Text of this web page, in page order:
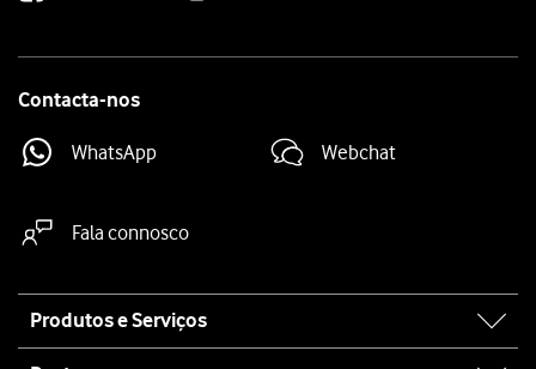
Contacta-nos
WhatsApp Webchat
Fala connosco
map
Produtos e Serviços